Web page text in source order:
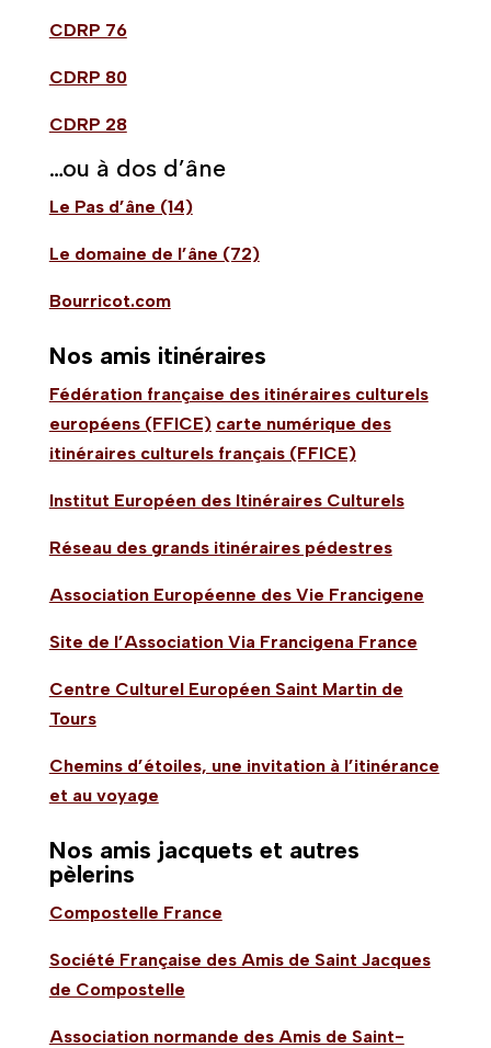
CDRP 76
CDRP 80
CDRP 28
…ou à dos d’âne
Le Pas d’âne (14)
Le domaine de l’âne (72)
Bourricot.com
Nos amis itinéraires
Fédération française des itinéraires culturels
européens (FFICE) carte numérique des
itinéraires culturels français (FFICE)
Institut Européen des Itinéraires Culturels
Réseau des grands itinéraires pédestres
Association Européenne des Vie Francigene
Site de l’Association Via Francigena France
Centre Culturel Européen Saint Martin de
Tours
Chemins d’étoiles, une invitation à l’itinérance
et au voyage
Nos amis jacquets et autres
pèlerins
Compostelle France
Société Française des Amis de Saint Jacques
de Compostelle
Association normande des Amis de Saint-